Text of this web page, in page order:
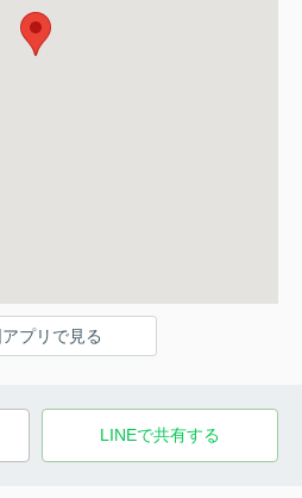
プリで見る
LINEで共有する